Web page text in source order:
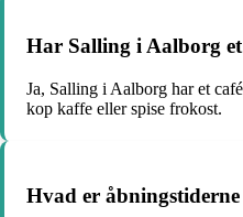
Har Salling i Aalborg et
Ja, Salling i Aalborg har et
kop kaffe eller spise frokost.
Hvad er